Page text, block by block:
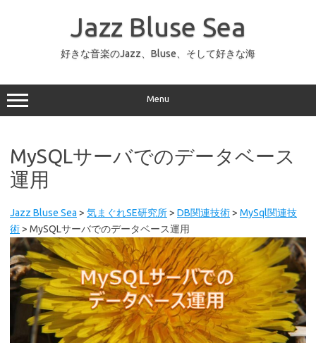
ッ
プ
Jazz Bluse Sea
好きな音楽のJazz、Bluse、そして好きな海
Menu
MySQLサーバでのデータベース
運用
Jazz Bluse Sea > 気まぐれSE研究所> DB関連技術> MySql関連技
術> MySQLサーバでのデータベース運用